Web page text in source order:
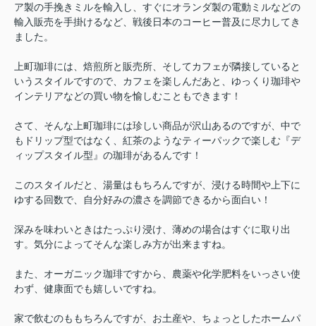
ア製の手挽きミルを輸入し、すぐにオランダ製の電動ミルなどの
輸入販売を手掛けるなど、戦後日本のコーヒー普及に尽力してき
ました。
上町珈琲には、焙煎所と販売所、そしてカフェが隣接していると
いうスタイルですので、カフェを楽しんだあと、ゆっくり珈琲や
インテリアなどの買い物を愉しむこともできます！
さて、そんな上町珈琲には珍しい商品が沢山あるのですが、中で
もドリップ型ではなく、紅茶のようなティーパックで楽しむ『デ
ィップスタイル型』の珈琲があるんです！
このスタイルだと、湯量はもちろんですが、浸ける時間や上下に
ゆする回数で、自分好みの濃さを調節できるから面白い！
深みを味わいときはたっぷり浸け、薄めの場合はすぐに取り出
す。気分によってそんな楽しみ方が出来ますね。
また、オーガニック珈琲ですから、農薬や化学肥料をいっさい使
わず、健康面でも嬉しいですね。
家で飲むのももちろんですが、お土産や、ちょっとしたホームパ